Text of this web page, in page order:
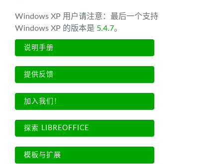
Windows XP 用户请注意：最后一个支持
Windows XP 的版本是 5.4.7。
说明手册
提供反馈
加入我们！
探索 LIBREOFFICE
模板与扩展